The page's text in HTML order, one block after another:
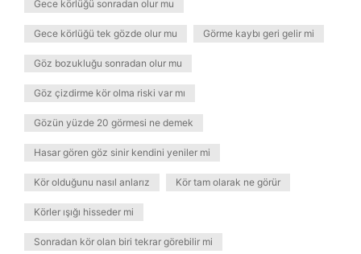
Gece körlüğü sonradan olur mu
Gece körlüğü tek gözde olur mu Görme kaybı geri gelir mi
Göz bozukluğu sonradan olur mu
Göz çizdirme kör olma riski var mı
Gözün yüzde 20 görmesi ne demek
Hasar gören göz sinir kendini yeniler mi
Kör olduğunu nasıl anlarız Kör tam olarak ne görür
Körler ışığı hisseder mi
Sonradan kör olan biri tekrar görebilir mi